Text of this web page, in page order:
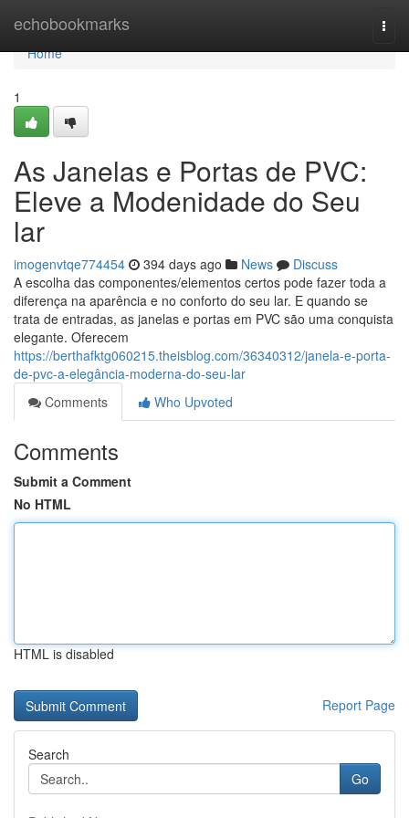
echobookmarks
Home
Home
1
As Janelas e Portas de PVC:
Eleve a Modenidade do Seu
lar
imogenvtqe774454 394 days ago News
Discuss
A escolha das componentes/elementos certos pode fazer toda a
diferença na aparência e no conforto do seu lar. E quando se
trata de entradas, as janelas e portas em PVC são uma conquista
elegante. Oferecem
https://berthafktg060215.theisblog.com/36340312/janela-e-porta-
de-pvc-a-elegância-moderna-do-seu-lar
Comments
Who Upvoted
Comments
Submit a Comment
No HTML
HTML is disabled
Report Page
Search
Go